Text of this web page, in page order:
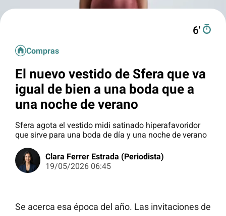
6′
Compras
El nuevo vestido de Sfera que va
igual de bien a una boda que a
una noche de verano
Sfera agota el vestido midi satinado hiperafavoridor
que sirve para una boda de día y una noche de verano
Clara Ferrer Estrada (Periodista)
19/05/2026 06:45
Se acerca esa época del año. Las invitaciones de